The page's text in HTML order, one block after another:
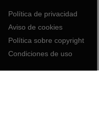
Política de privacidad
Aviso de cookies
Política sobre copyright
Condiciones de uso